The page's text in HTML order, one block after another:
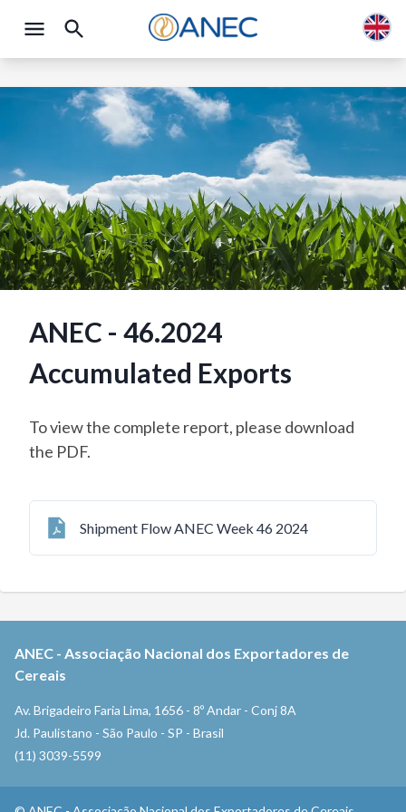
ANEC - 46.2024
Accumulated Exports
To view the complete report, please download
the PDF.
Shipment Flow ANEC Week 46 2024
ANEC - Associação Nacional dos Exportadores de
Cereais
Av. Brigadeiro Faria Lima, 1656 - 8º Andar - Conj 8A
Jd. Paulistano - São Paulo - SP - Brasil
(11) 3039-5599